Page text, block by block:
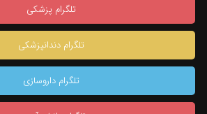
تلگرام پزشکی
تلگرام دندانپزشکی
تلگرام داروسازی